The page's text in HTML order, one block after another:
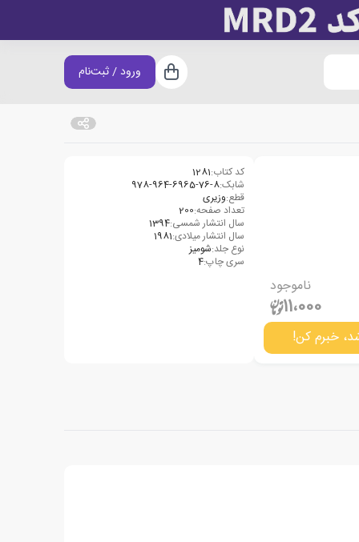
سبد خرید
ورود / ثبت‌نام
ناموجود
11،000
خبرم کن!
کد کتاب:1281
شابک:978-964-6965-76-8
قطع:وزیری
تعداد صفحه:200
سال انتشار شمسی:1394
سال انتشار میلادی:1981
نوع جلد:شومیز
سری چاپ:4